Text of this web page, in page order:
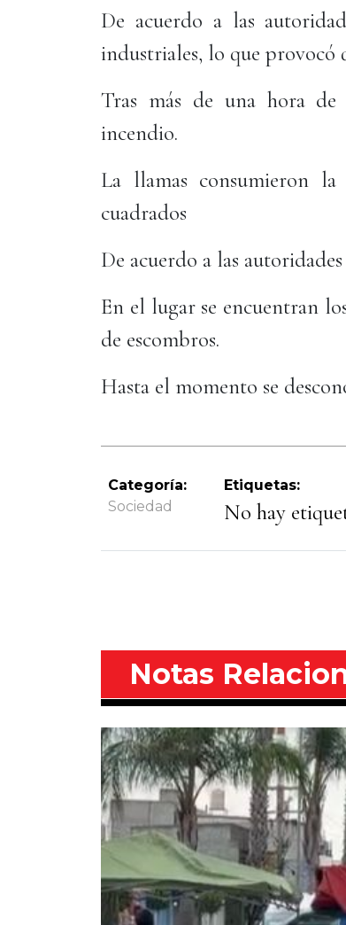
De acuerdo a las
industriales, lo que provocó
Tras más de una hora
incendio.
La llamas consumieron
cuadrados
De acuerdo a las
En el lugar se encuentran
de escombros.
Hasta el momento se
Categoría:
Sociedad
Etiquetas:
No hay
Notas